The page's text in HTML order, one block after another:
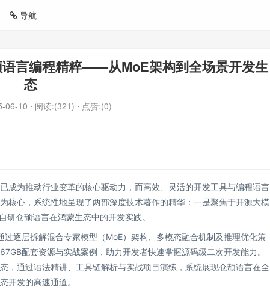
导航
言编程精粹——从MoE架构到全场景开发生
态
06-10 ⋅ 阅读:(321) ⋅ 点赞:(0)
成为推动行业变革的核心驱动力，而高效、灵活的开发工具与编程语言
核心，系统性地呈现了两部深度技术著作的精华：一是聚焦于开源大模
仓颉语言在鸿蒙生态中的开发实践。
过逐层拆解混合专家模型（MoE）架构、多模态融合机制及推理优化策
配套资源与实战案例，助力开发者快速掌握源码级二次开发能力。
，通过语法精讲、工具链解析与实战项目演练，系统展现仓颉语言在全
开发的高速通道。